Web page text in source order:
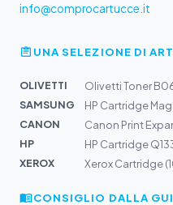
info@comprocartucce.it
UNA SELEZIONE DI
OLIVETTI
Olivetti Toner
SAMSUNG
CANON
Canon Print
HP
HP Cartridge
XEROX
Xerox Cartridge
CONSIGLIO DALLA